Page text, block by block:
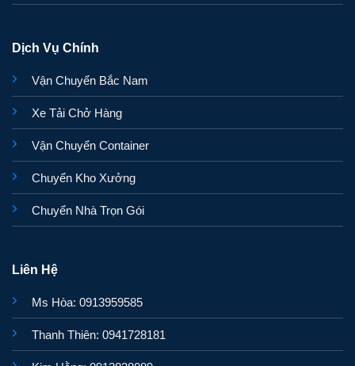
Dịch Vụ Chính
Vận Chuyển Bắc Nam
Xe Tải Chở Hàng
Vận Chuyển Container
Chuyển Kho Xưởng
Chuyển Nhà Trọn Gói
Liên Hệ
Ms Hòa: 0913959585
Thanh Thiên: 0941728181